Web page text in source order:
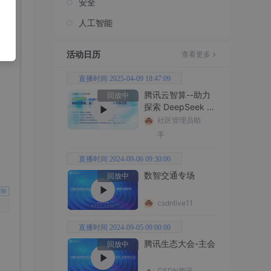
安全
人工智能
活动日历 查看更多
直播时间 2025-04-09 18:47:09
回放中
腾讯云智算--助力
探索 DeepSeek 无
限边界社区管理员助
手
直播时间 2024-09-06 09:30:00
回放中
数智交通专场
csdnlive11
直播时间 2024-09-05 09:00:00
回放中
腾讯生态大会-主会